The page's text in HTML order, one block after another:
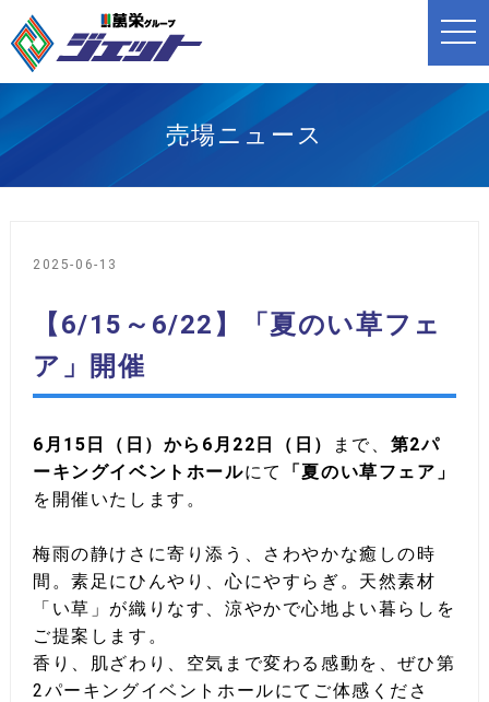
t
o
n
g
売場ニュース
2025-06-13
【6/15～6/22】「夏のい草フェ
ア」開催
6月15日（日）から6月22日（日） まで、 第2パ
ーキングイベントホールにて
「夏のい草フェア」
を開催いたします。
梅雨の静けさに寄り添う、さわやかな癒しの時
間。素足にひんやり、心にやすらぎ。天然素材
「い草」が織りなす、涼やかで心地よい暮らしを
ご提案します。
香り、肌ざわり、空気まで変わる感動を、ぜひ第
2パーキングイベントホールにてご体感くださ